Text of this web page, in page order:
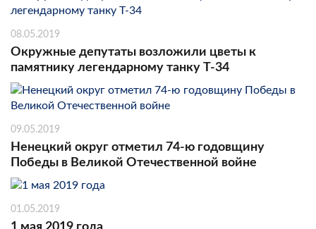
08.05.2019
Окружные депутаты возложили цветы к
памятнику легендарному танку Т-34
09.05.2019
Ненецкий округ отметил 74-ю годовщину
Победы в Великой Отечественной войне
01.05.2019